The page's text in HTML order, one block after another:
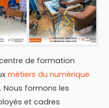
de formation
métiers du numérique
Nous formons les
et cadres